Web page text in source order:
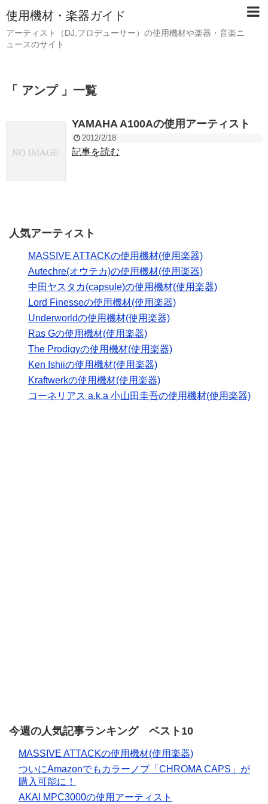
使用機材・楽器ガイド
アーティスト（DJ,プロデューサー）の使用機材や楽器・音楽ニ
ュースのサイト
「 アンプ 」一覧
YAMAHA A100Aの使用アーティスト
2012/2/18
記事を読む
人気アーティスト
MASSIVE ATTACKの使用機材(使用楽器)
Autechre(オウテカ)の使用機材(使用楽器)
中田ヤスタカ(capsule)の使用機材(使用楽器)
Lord Finesseの使用機材(使用楽器)
Underworldの使用機材(使用楽器)
Ras Gの使用機材(使用楽器)
The Prodigyの使用機材(使用楽器)
Ken Ishiiの使用機材(使用楽器)
Kraftwerkの使用機材(使用楽器)
コーネリアス a.k.a 小山田圭吾の使用機材(使用楽器)
今週の人気記事ランキング ベスト10
MASSIVE ATTACKの使用機材(使用楽器)
ついにAmazonでもカラーノブ「CHROMA CAPS」が
購入可能に！
AKAI MPC3000の使用アーティスト